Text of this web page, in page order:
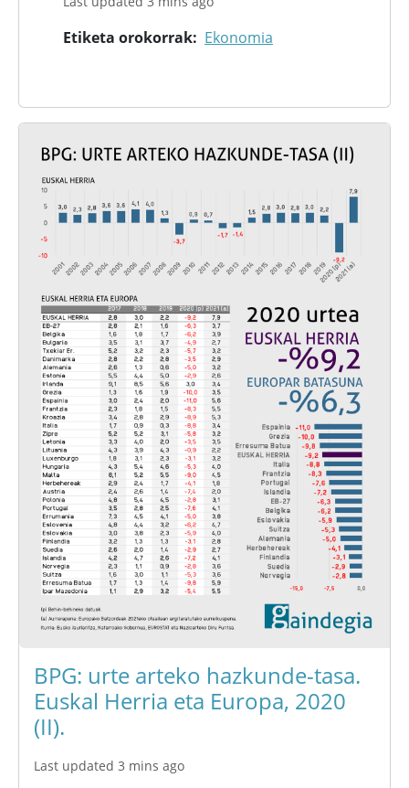
Etiketa orokorrak Ekonomia
BPG: urte arteko hazkunde-tasa.
Euskal Herria eta Europa, 2020
(II).
Last updated 3 mins ago